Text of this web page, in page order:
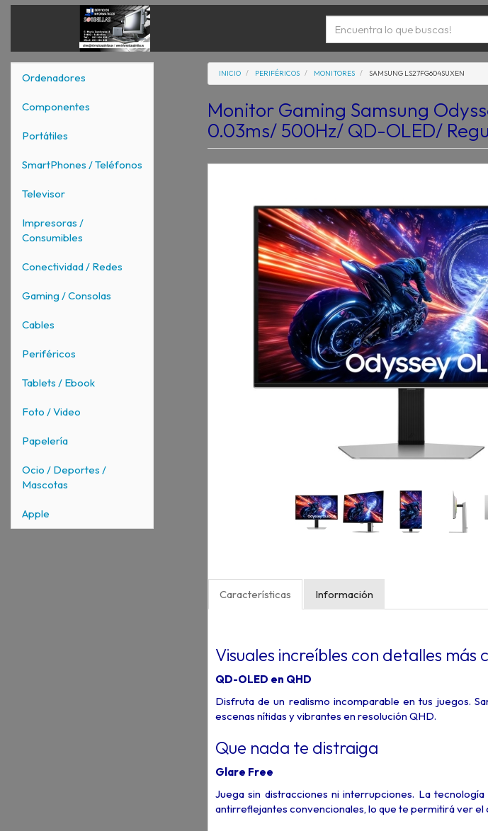
Ordenadores
Componentes
Portátiles
SmartPhones / Teléfonos
Televisor
Impresoras /
Consumibles
Conectividad / Redes
Gaming / Consolas
Cables
Periféricos
Tablets / Ebook
Foto / Video
Papelería
Ocio / Deportes /
Mascotas
Apple
INICIO PERIFÉRICOS MONITORES SAMSUNG LS27FG604SUXEN
Monitor Gaming Samsung
0.03ms/ 500Hz/ QD-OLED/
Características Información
Visuales increíbles con detalles más
QD-OLED en QHD
Disfruta de un realismo incomparable en tus juegos.
escenas nítidas y vibrantes en resolución QHD.
Que nada te distraiga
Glare Free
Juega sin distracciones ni interrupciones. La
antirreflejantes convencionales, lo que te permitirá ver el